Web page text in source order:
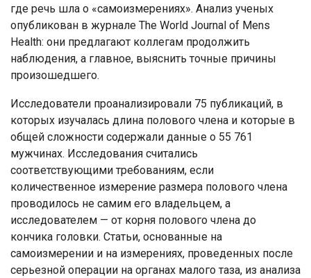
где речь шла о «самоизмерениях». Анализ ученых
опубликован в журнале The World Journal of Mens
Health: они предлагают коллегам продолжить
наблюдения, а главное, выяснить точные причины
произошедшего.
Исследователи проанализировали 75 публикаций, в
которых изучалась длина полового члена и которые в
общей сложности содержали данные о 55 761
мужчинах. Исследования считались
соответствующими требованиям, если
количественное измерение размера полового члена
проводилось не самим его владельцем, а
исследователем — от корня полового члена до
кончика головки. Статьи, основанные на
самоизмерении и на измерениях, проведенных после
серьезной операции на органах малого таза, из анализа